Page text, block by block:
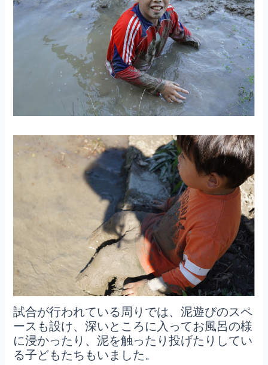
試合が行われている周りでは、泥遊びのスペ
ースも設け、深いところに入ってお風呂の様
に浸かったり、泥を触ったり投げたりしてい
る子どもたちもいました。